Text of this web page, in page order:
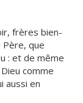
frères bien-
Père, que
: et de même
comme
aussi en